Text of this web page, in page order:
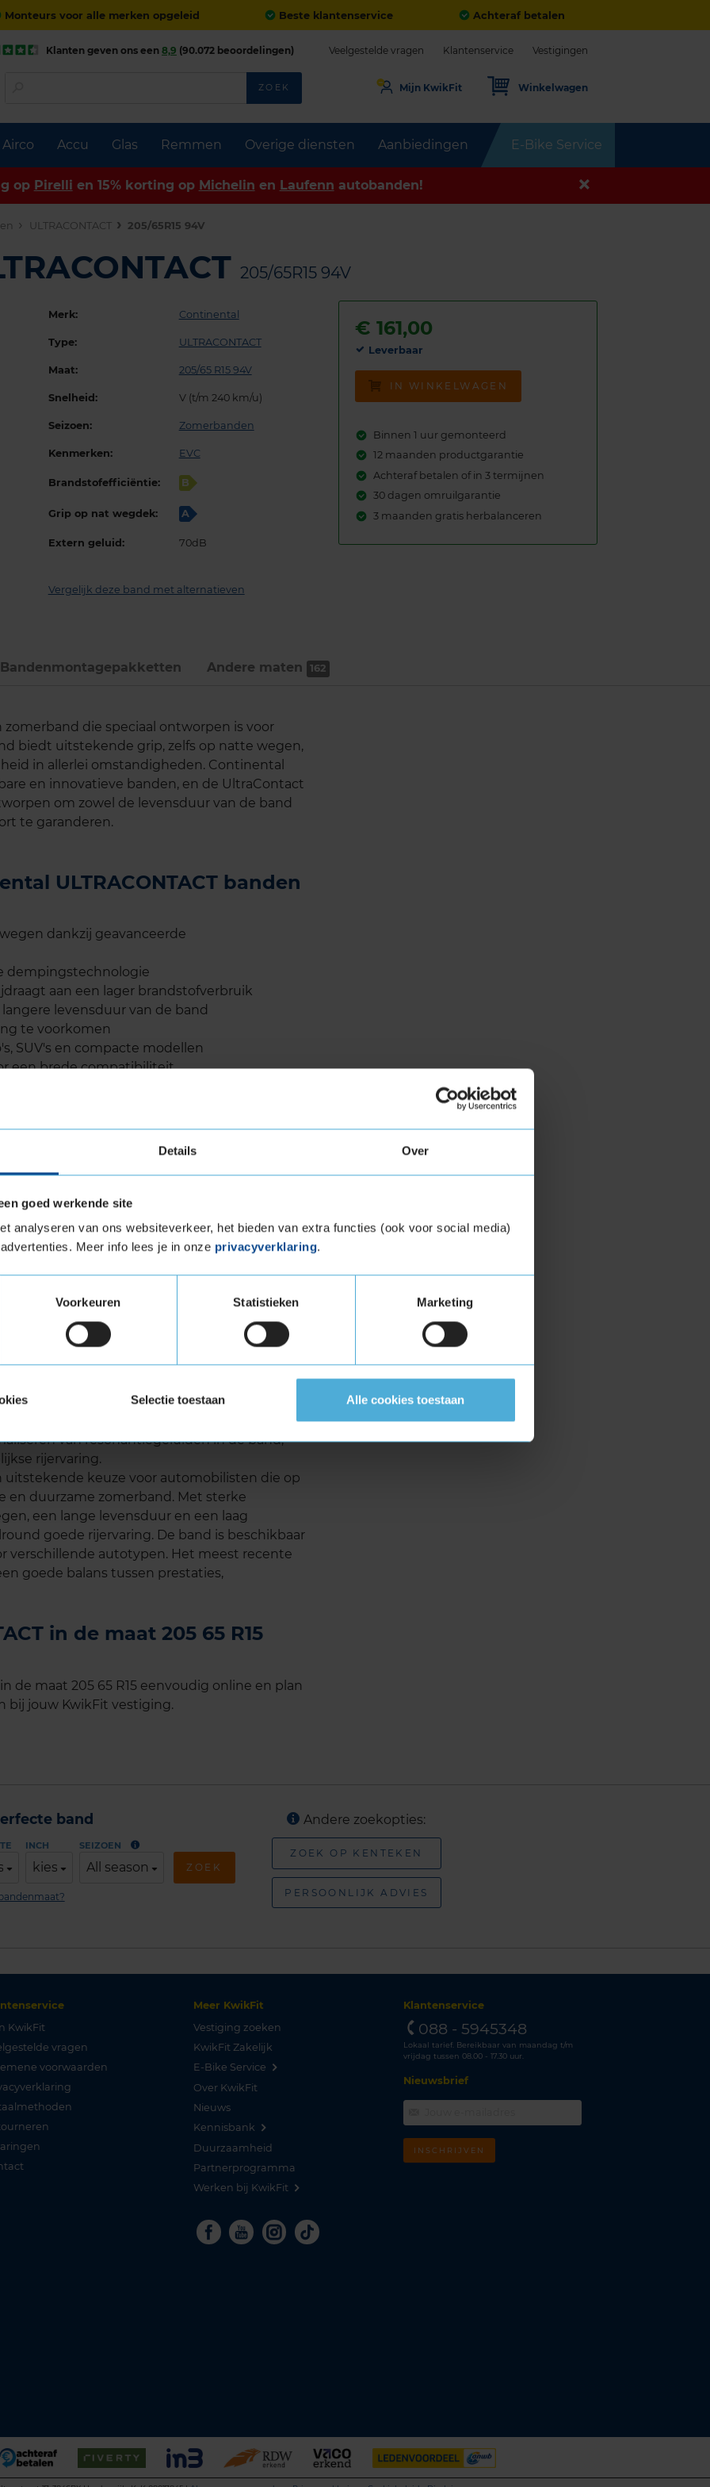
Details Over
goed werkende site
analyseren van ons websiteverkeer, het bieden van extra functies (ook voor social media)
Meer info lees je in onze privacyverklaring.
Voorkeuren Statistieken Marketing
Selectie toestaan Alle cookies toestaan
Monteurs voor alle merken opgeleid Beste klantenservice Achteraf betalen
Airco Accu Glas Remmen Overige diensten Aanbiedingen E-Bike Service
Klanten geven ons een 8,9 (90.072 beoordelingen) Veelgestelde vragen Klantenservice Vestigingen
ZOEK Mijn KwikFit Winkelwagen
op Pirelli en 15% korting op Michelin en Laufenn autobanden!
ULTRACONTACT 205/65R15 94V
205/65R15 94V
Merk: Continental
Type: ULTRACONTACT
Maat: 205/65 R15 94V
Snelheid: V (t/m 240 km/u)
Seizoen: Zomerbanden
Kenmerken: EVC
Brandstofefficiëntie: B
Grip op nat wegdek: A
Extern geluid: 70dB
Vergelijk deze band met alternatieven
€161,00
Leverbaar
IN WINKELWAGEN
Binnen 1 uur gemonteerd
12 maanden productgarantie
Achteraf betalen of in 3 termijnen
30 dagen omruilgarantie
3 maanden gratis herbalanceren
Bandenmontage­pakketten Andere maten 162
zomerband die speciaal ontworpen is voor
biedt uitstekende grip, zelfs op natte wegen,
in allerlei omstandigheden. Continental
en innovatieve banden, en de UltraContact
om zowel de levensduur van de band
te garanderen.
ULTRACONTACT banden
dankzij geavanceerde
dempingstechnologie
aan een lager brandstofverbruik
levensduur van de band
te voorkomen
SUV's en compacte modellen
een brede compatibiliteit
met een focus op duurzaamheid.
en een geoptimaliseerd profiel
in vergelijking met veel andere
ANWB bevestigen dat de ULTRACONTACT
Dit betekent dat je langer kunt rijden
niet alleen kostenbesparend is, maar ook
is relatief laag. Deze band
in zijn klasse. Dit draagt bij aan een stillere
het comfort verhoogt. Continental heeft
van resonantiegeluiden in de band,
rijervaring.
uitstekende keuze voor automobilisten die op
en duurzame zomerband. Met sterke
een lange levensduur en een laag
goede rijervaring. De band is beschikbaar
verschillende autotypen. Het meest recente
goede balans tussen prestaties,
in de maat 205 65 R15
de maat 205 65 R15 eenvoudig online en plan
bij jouw KwikFit vestiging.
band
INCH
kies
SEIZOEN
All season ZOEK
Andere zoekopties:
ZOEK OP KENTEKEN
PERSOONLIJK ADVIES
KwikFit
vragen
voorwaarden
Meer KwikFit
Vestiging zoeken
KwikFit Zakelijk
E-Bike Service
Over KwikFit
Nieuws
Kennisbank
Duurzaamheid
Partnerprogramma
Werken bij KwikFit
Facebook
YoutubeInstagram
Tiktok
Klantenservice
088 - 5945348
Lokaal tarief. Bereikbaar van maandag t/m
vrijdag tussen 08.00 - 17.30 uur.
Nieuwsbrief
INSCHRIJVEN